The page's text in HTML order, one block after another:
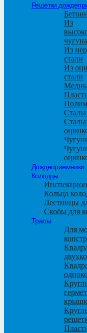
Решетки
Из
чугуна
Из
стали
Из
стали
Дождеприемники
Колодцы
Кольца
Лестницы
Скобы для
Трапы
Для